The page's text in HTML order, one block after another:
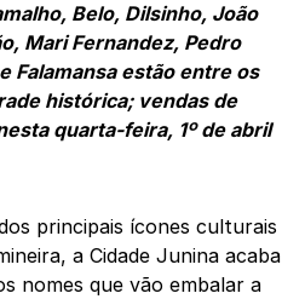
Belo, Dilsinho, João
Mari Fernandez, Pedro
Falamansa estão entre os
histórica; vendas de
quarta-feira, 1º de abril
principais ícones culturais
a Cidade Junina acaba
nomes que vão embalar a